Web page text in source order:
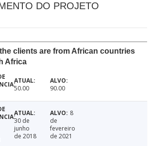
DO PROJETO
clients are from African countries
Africa
50.00 90.00
30 de
junho
de 2018
8
de
fevereiro
de 2021